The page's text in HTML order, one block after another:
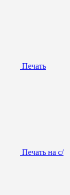
Печать
Печать на с/